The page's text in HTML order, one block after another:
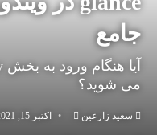
جامع
می شوید؟
سعید زارعین
ارسالاکتبر 15, 2021